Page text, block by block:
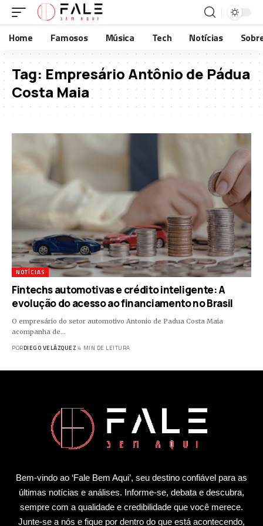
Home Famosos Música Tech Notícias
Tag: Empresário Antônio de Pádua
Costa Maia
NOTÍCIAS
Fintechs automotivas e crédito inteligente: A
evolução do acesso ao financiamento no Brasil
O empresário do setor automotivo Antonio de Padua Costa Maia
acompanha de…
PORDIEGO VELÁZQUEZ 4 MIN DE LEITURA
Bem-vindo ao ‘Fale Bem Aqui’, seu destino confiável para as
últimas notícias e análises. Informe-se, debata e descubra,
sempre com a qualidade e credibilidade que você merece.
Junte-se a nós e fique por dentro do que está acontecendo,